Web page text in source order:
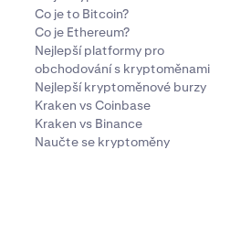
Co je to Bitcoin?
Co je Ethereum?
Nejlepší platformy pro
obchodování s kryptoměnami
Nejlepší kryptoměnové burzy
Kraken vs Coinbase
Kraken vs Binance
Naučte se kryptoměny